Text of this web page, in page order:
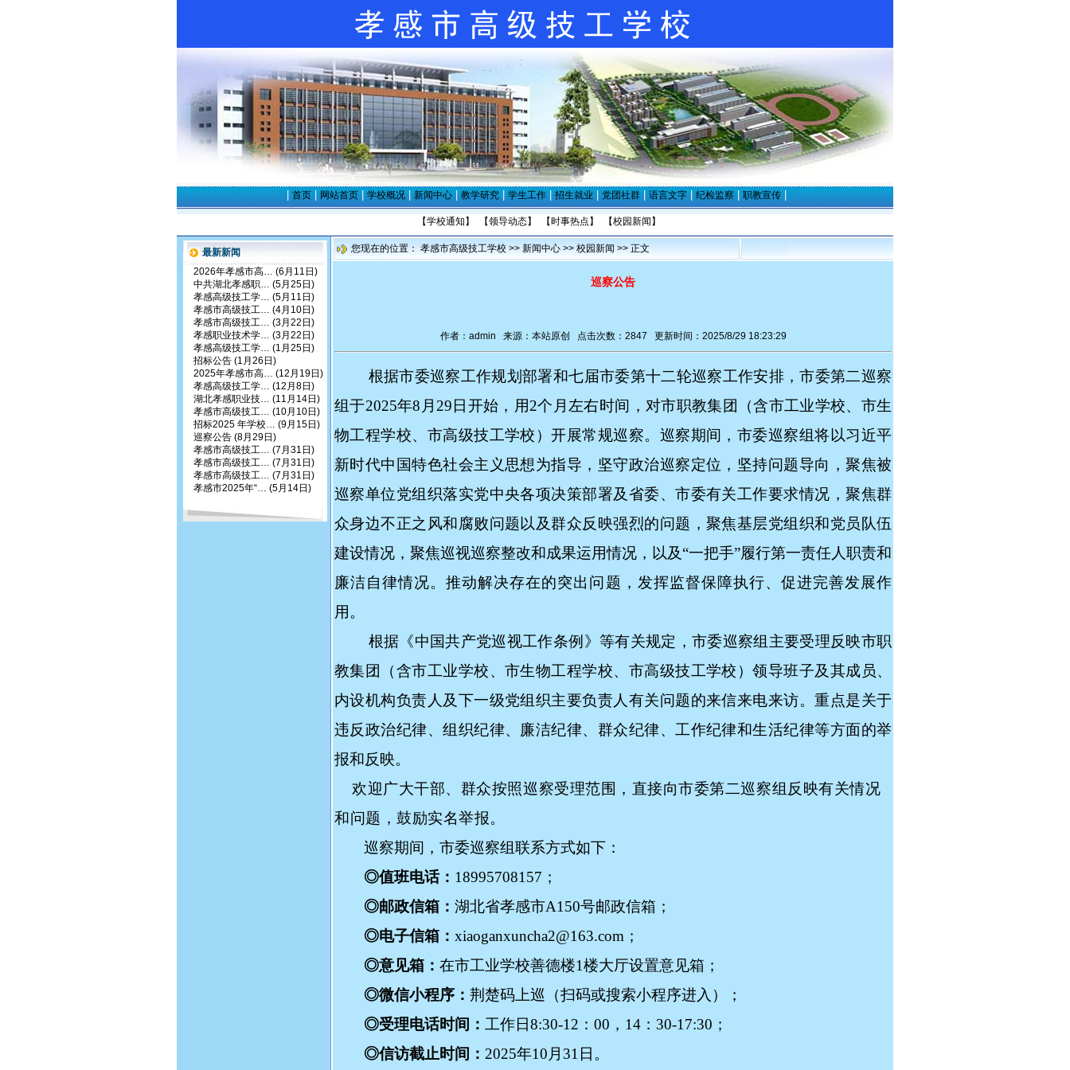
首页 网站首页 学校概况 新闻中心 教学研究 学生工作 招生就业 党团社群 语言文字 纪检监察 职教宣传
【学校通知 】 【领导动态】 【 时事热点 】 【校园新闻 】
最新新闻
2026年孝感市高… (6月11日)
中共湖北孝感职… (5月25日)
孝感高级技工学… (5月11日)
孝感市高级技工… (4月10日)
孝感市高级技工… (3月22日)
孝感职业技术学… (3月22日)
孝感高级技工学… (1月25日)
招标公告(1月26日)
2025年孝感市高… (12月19日)
孝感高级技工学… (12月8日)
湖北孝感职业技… (11月14日)
孝感市高级技工… (10月10日)
招标2025 年学校… (9月15日)
巡察公告(8月29日)
孝感市高级技工… (7月31日)
孝感市高级技工… (7月31日)
孝感市高级技工… (7月31日)
孝感市2025年“… (5月14日)
您现在的位置： 孝感市高级技工学校 >> 新闻中心 >> 校园新闻 >> 正文
巡察公告
作者： admin 来源：本站原创 点击次数：2847 更新时间：2025/8/29 18:23:29
根据市委巡察工作规划部署和七届市委第十二轮巡察工作安排，市委第二巡察
组于2025年8月29日开始，用2个月左右时间，对市职教集团（含市工业学校、市生
物工程学校、市高级技工学校）开展常规巡察。巡察期间，市委巡察组将以习近平
新时代中国特色社会主义思想为指导，坚守政治巡察定位，坚持问题导向，聚焦被
巡察单位党组织落实党中央各项决策部署及省委、市委有关工作要求情况，聚焦群
众身边不正之风和腐败问题以及群众反映强烈的问题，聚焦基层党组织和党员队伍
建设情况，聚焦巡视巡察整改和成果运用情况，以及“一把手”履行第一责任人职责和
廉洁自律情况。推动解决存在的突出问题，发挥监督保障执行、促进完善发展作
用。
根据《中国共产党巡视工作条例》等有关规定，市委巡察组主要受理反映市职
教集团（含市工业学校、市生物工程学校、市高级技工学校）领导班子及其成员、
内设机构负责人及下一级党组织主要负责人有关问题的来信来电来访。重点是关于
违反政治纪律、组织纪律、廉洁纪律、群众纪律、工作纪律和生活纪律等方面的举
报和反映。
欢迎广大干部、群众按照巡察受理范围，直接向市委第二巡察组反映有关情况
和问题，鼓励实名举报。
巡察期间，市委巡察组联系方式如下：
◎值班电话： 18995708157；
◎邮政信箱：湖北省孝感市A150号邮政信箱 ；
◎电子信箱：xiaoganxuncha2@163.com；
◎意见箱：在市工业学校善德楼1楼大厅设置意见箱；
◎微信小程序：荆楚码上巡
（扫码或搜索小程序进入）；
◎受理电话时间： 工作日8:30-12：00，14：30-17:30；
◎信访截止时间： 2025年10月31日。